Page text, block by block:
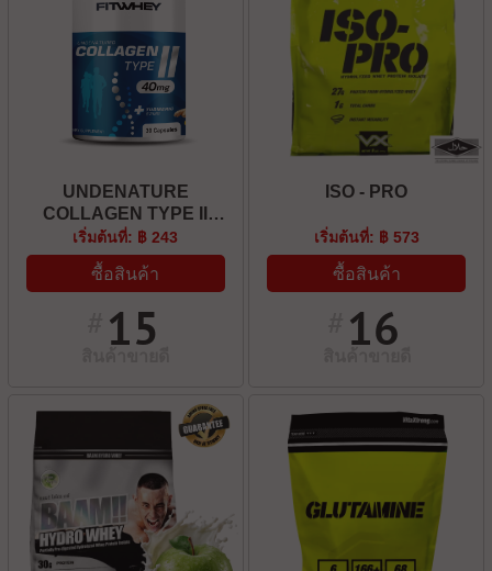
UNDENATURE
COLLAGEN TYPE II
40MG + TURMERIC 52MG
เริ่มต้นที่: ฿ 243
ซื้อสินค้า
15
ISO - PRO
เริ่มต้นที่: ฿ 573
ซื้อสินค้า
16